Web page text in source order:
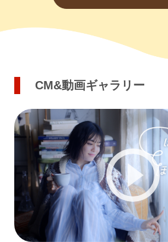
CM&動画ギャラリー